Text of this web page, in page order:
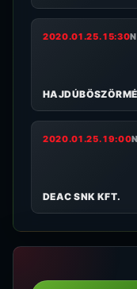
2020.01.25. 15:30
2020.01.25. 19:00
DEAC SNK KFT.